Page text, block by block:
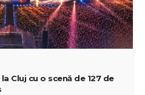
Cluj cu o scenă de 127 de